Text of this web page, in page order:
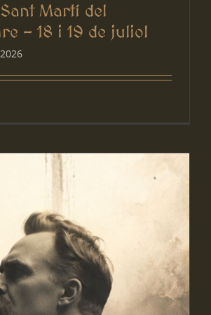
Martí del
– 18 i 19 de juliol